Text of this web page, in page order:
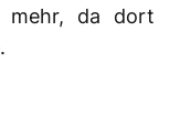
mehr, da dort